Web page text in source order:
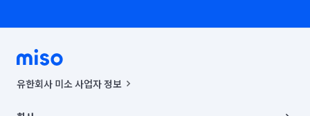
유한회사 미소 사업자 정보